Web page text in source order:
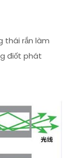
thái rắn làm
điốt phát